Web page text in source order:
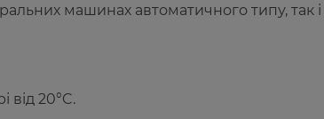
машинах автоматичного типу, так і
від 20°C.